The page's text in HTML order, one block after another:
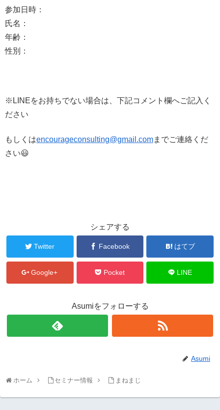
参加日時：
氏名：
年齢：
性別：
※LINEをお持ちでない場合は、下記コメント欄へご記入く
ださい
もしくはencourageconsulting@gmail.comまでご連絡くだ
さい😃
シェアする
Twitter Facebook はてブ
Google+ Pocket LINE
Asumiをフォローする
Asumi
ホーム セミナー情報 まねまじ